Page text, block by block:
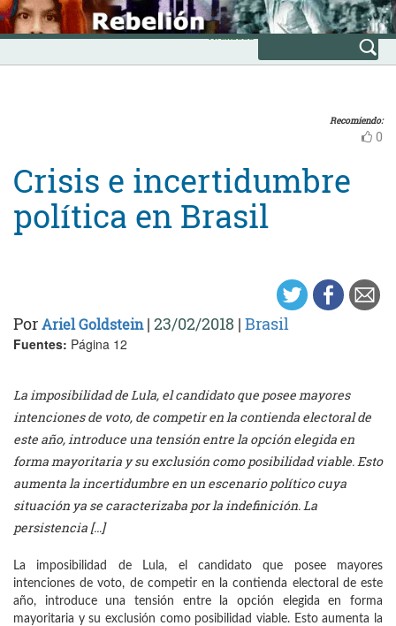
Skip
to
content
INICIO
Avanzada
Recomiendo:
0
Crisis e incertidumbre
política en Brasil
PorAriel Goldstein| 23/02/2018 | Brasil
Fuentes: Página 12
La imposibilidad de Lula, el candidato que posee mayores
intenciones de voto, de competir en la contienda electoral de
este año, introduce una tensión entre la opción elegida en
forma mayoritaria y su exclusión como posibilidad viable. Esto
aumenta la incertidumbre en un escenario político cuya
situación ya se caracterizaba por la indefinición. La
persistencia […]
La imposibilidad de Lula, el candidato que posee mayores
intenciones de voto, de competir en la contienda electoral de este
año, introduce una tensión entre la opción elegida en forma
mayoritaria y su exclusión como posibilidad viable. Esto aumenta la